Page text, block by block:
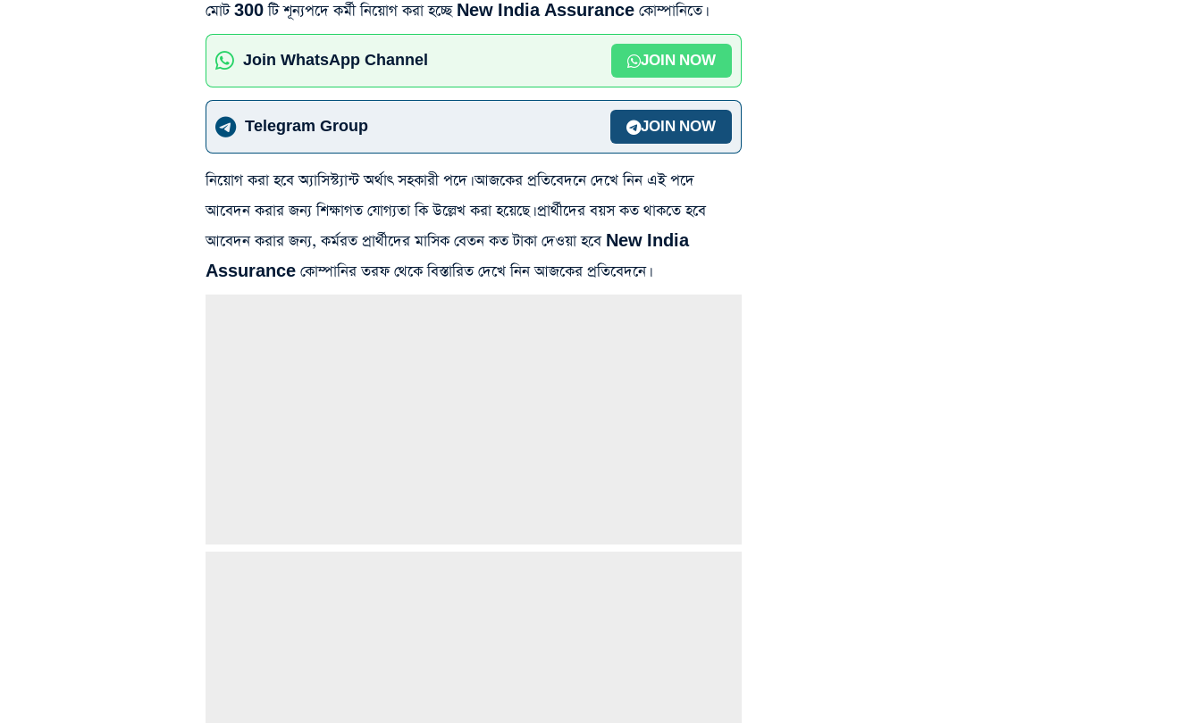
মোট 300 টি শূন্যপদে কর্মী নিয়োগ করা হচ্ছে New India Assurance কোম্পানিতে।
Join WhatsApp Channel JOIN NOW
Telegram Group JOIN NOW
নিয়োগ করা হবে অ্যাসিস্ট্যান্ট অর্থাৎ সহকারী পদে। আজকের প্রতিবেদনে দেখে নিন এই পদে
আবেদন করার জন্য শিক্ষাগত যোগ্যতা কি উল্লেখ করা হয়েছে। প্রার্থীদের বয়স কত থাকতে হবে
আবেদন করার জন্য, কর্মরত প্রার্থীদের মাসিক বেতন কত টাকা দেওয়া হবে New India
Assurance কোম্পানির তরফ থেকে বিস্তারিত দেখে নিন আজকের প্রতিবেদনে।